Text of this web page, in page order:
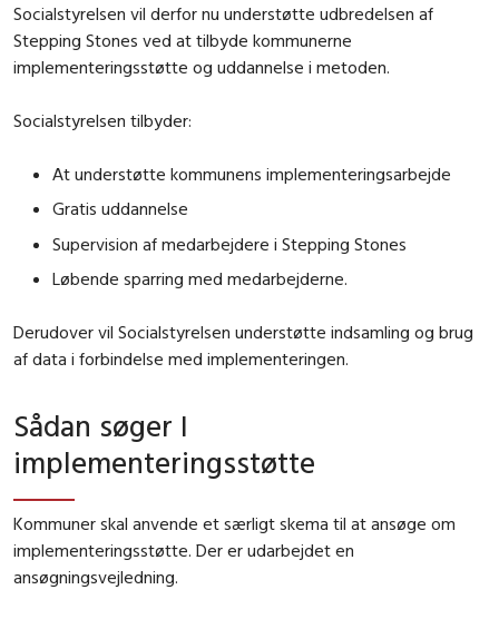
Socialstyrelsen vil derfor nu understøtte udbredelsen af
Stepping Stones ved at tilbyde kommunerne
implementeringsstøtte og uddannelse i metoden.
Socialstyrelsen tilbyder:
At understøtte kommunens implementeringsarbejde
Gratis uddannelse
Supervision af medarbejdere i Stepping Stones
Løbende sparring med medarbejderne.
Derudover vil Socialstyrelsen understøtte indsamling og brug
af data i forbindelse med implementeringen.
Sådan søger I
implementeringsstøtte
Kommuner skal anvende et særligt skema til at ansøge om
implementeringsstøtte. Der er udarbejdet en
ansøgningsvejledning.